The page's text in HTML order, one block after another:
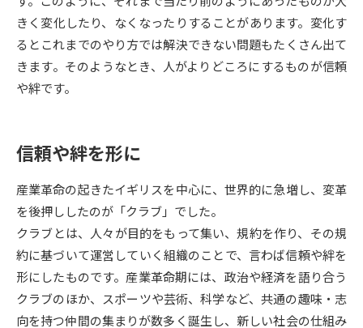
新増設大学・学部・学科特集
国際・グローバルに強い大学特
データサイエンス特集 奨学金・特待生制度特集
新学年スタート号特集ページ
SELFBRAND特集ページ
オープンキャンパスなどを調べる
オープンキャンパス検索 実施プログラムから探す
きく変化したり、なくなったりすることがあります。変化す
るとこれまでのやり方では解決できない問題もたくさん出て
きます。そのようなとき、人がよりどころにするものが信頼
や絆です。
信頼や絆を形に
産業革命の起きたイギリスを中心に、世界的に急増し、変革
を後押ししたのが「クラブ」でした。
クラブとは、人々が目的をもって集い、規約を作り、その規
約に基づいて運営していく組織のことで、言わば信頼や絆を
形にしたものです。産業革命期には、政治や経済を語り合う
クラブのほか、スポーツや芸術、科学など、共通の趣味・志
向を持つ仲間の集まりが数多く誕生し、新しい社会の仕組み